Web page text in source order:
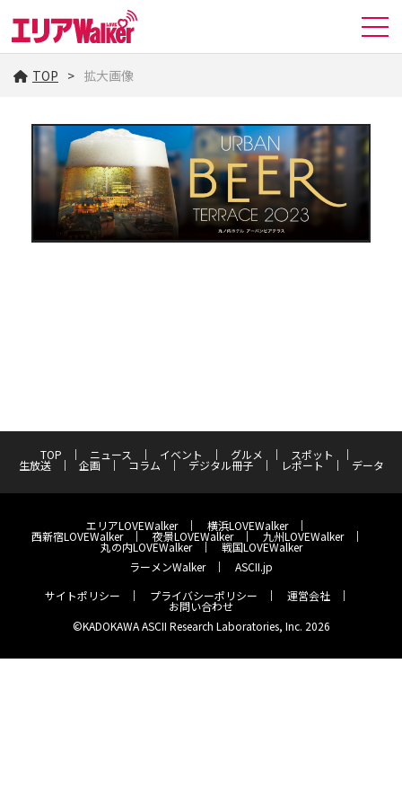
TOP 拡大画像
TOP ニュース イベント グルメ スポット
生放送 企画 コラム デジタル冊子 レポート データ
エリアLOVEWalker 横浜LOVEWalker
西新宿LOVEWalker 夜景LOVEWalker 九州LOVEWalker
丸の内LOVEWalker
戦国LOVEWalker
ラーメンWalker
ASCII.jp
サイトポリシー
プライバシーポリシー 運営会社
お問い合わせ
©KADOKAWA ASCII Research Laboratories, Inc. 2026